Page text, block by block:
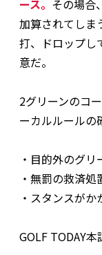
ース。 その場合
加算されてしま
打、ドロップし
意だ。
2グリーンのコ
ーカルルールの
・目的外のグリ
・無罰の救済処
・スタンスがか
GOLF TODAY